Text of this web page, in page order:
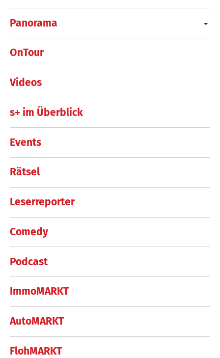
Panorama
OnTour
Videos
s+ im Überblick
Events
Rätsel
Leserreporter
Comedy
Podcast
ImmoMARKT
AutoMARKT
FlohMARKT